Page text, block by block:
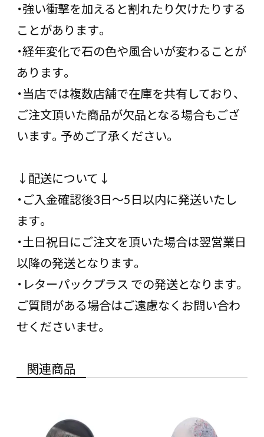
・強い衝撃を加えると割れたり欠けたりする
ことがあります。
・経年変化で石の色や風合いが変わることが
あります。
・当店では複数店舗で在庫を共有しており、
ご注文頂いた商品が欠品となる場合もござ
います。予めご了承ください。
↓配送について↓
・ご入金確認後3日〜5日以内に発送いたし
ます。
・土日祝日にご注文を頂いた場合は翌営業日
以降の発送となります。
・レターパックプラス での発送となります。
ご質問がある場合はご遠慮なくお問い合わ
せくださいませ。
関連商品